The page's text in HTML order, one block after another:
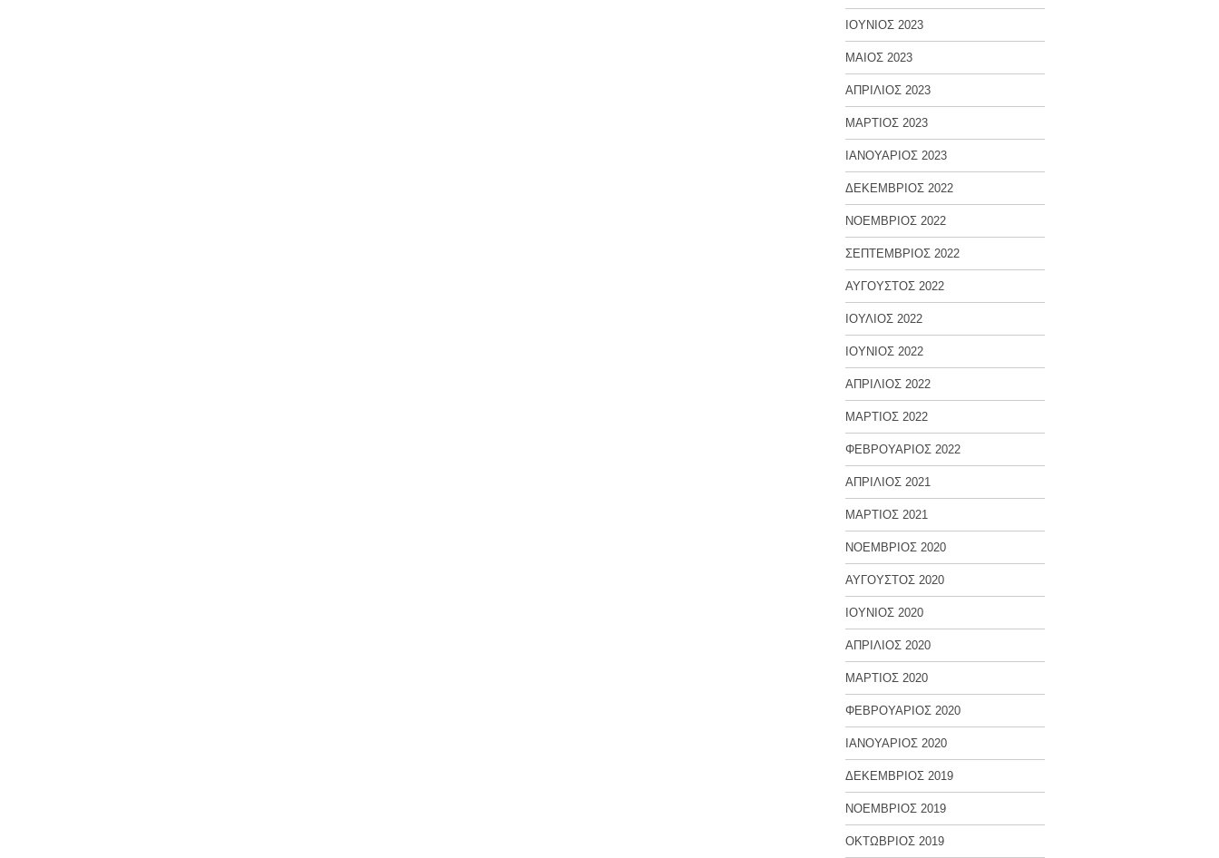
ΙΟΥΝΙΟΣ 2023
ΜΑΙΟΣ 2023
ΑΠΡΙΛΙΟΣ 2023
ΜΑΡΤΙΟΣ 2023
ΙΑΝΟΥΑΡΙΟΣ 2023
ΔΕΚΕΜΒΡΙΟΣ 2022
ΝΟΕΜΒΡΙΟΣ 2022
ΣΕΠΤΕΜΒΡΙΟΣ 2022
ΑΥΓΟΥΣΤΟΣ 2022
ΙΟΥΛΙΟΣ 2022
ΙΟΥΝΙΟΣ 2022
ΑΠΡΙΛΙΟΣ 2022
ΜΑΡΤΙΟΣ 2022
ΦΕΒΡΟΥΑΡΙΟΣ 2022
ΑΠΡΙΛΙΟΣ 2021
ΜΑΡΤΙΟΣ 2021
ΝΟΕΜΒΡΙΟΣ 2020
ΑΥΓΟΥΣΤΟΣ 2020
ΙΟΥΝΙΟΣ 2020
ΑΠΡΙΛΙΟΣ 2020
ΜΑΡΤΙΟΣ 2020
ΦΕΒΡΟΥΑΡΙΟΣ 2020
ΙΑΝΟΥΑΡΙΟΣ 2020
ΔΕΚΕΜΒΡΙΟΣ 2019
ΝΟΕΜΒΡΙΟΣ 2019
ΟΚΤΩΒΡΙΟΣ 2019